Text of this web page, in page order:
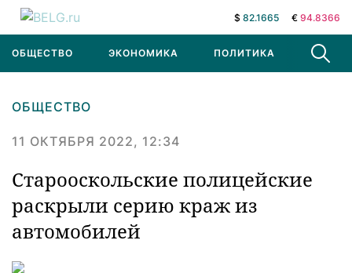
$ 82.1665 € 94.8366
ОБЩЕСТВО ЭКОНОМИКА ПОЛИТИКА В МИРЕ
ОБЩЕСТВО
11 ОКТЯБРЯ 2022, 12:34
Старооскольские полицейские
раскрыли серию краж из
автомобилей